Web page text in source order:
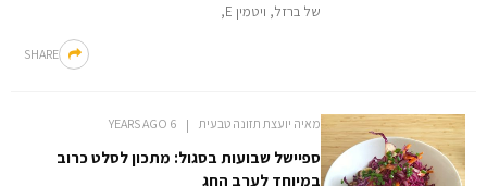
של ברזל, ויטמין E,
SHARE
מאיה יועצת תזונה טבעית 6 YEARS AGO
ספיישל שבועות בסגול: מתכון לסלט כרוב
במיוחד לערב החג